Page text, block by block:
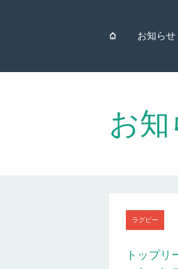
⌂ お知らせ
お知
ラグビー
トップ